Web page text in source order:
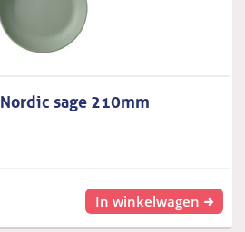
sage 210mm
In winkelwagen